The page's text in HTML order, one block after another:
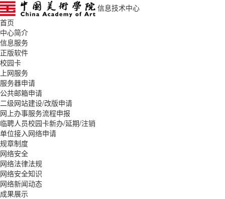
信息技术中心
首页
中心简介
信息服务
正版软件
校园卡
上网服务
服务器申请
公共邮箱申请
二级网站建设/改版申请
网上办事服务流程申报
临聘人员校园卡新办/延期/注销
单位接入网络申请
规章制度
网络安全
网络法律法规
网络安全知识
网络新闻动态
成果展示